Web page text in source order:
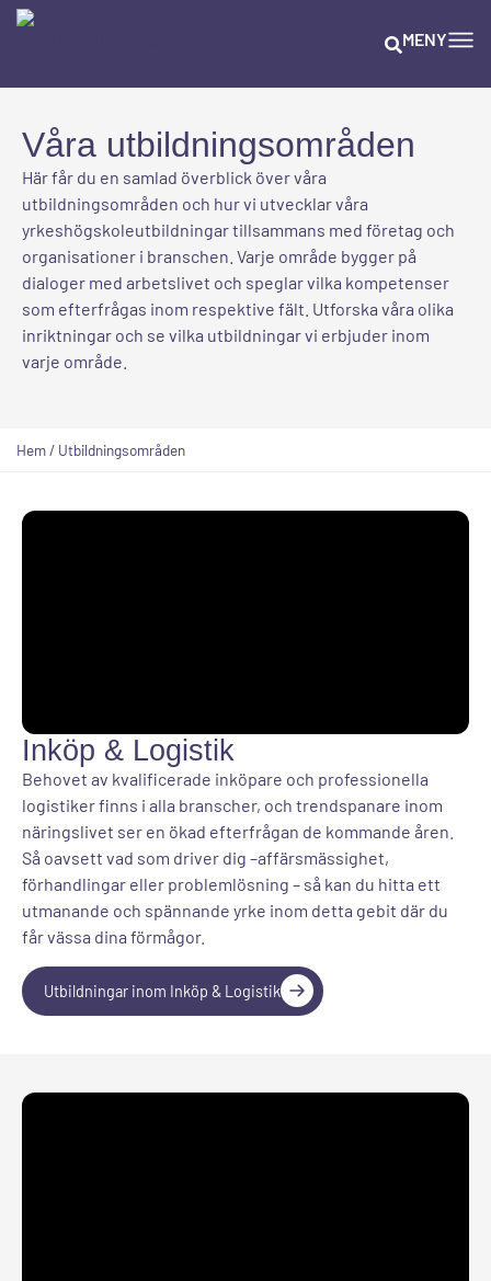
MENY
Våra utbildningsområden
Här får du en samlad överblick över våra
utbildningsområden och hur vi utvecklar våra
yrkeshögskoleutbildningar tillsammans med företag och
organisationer i branschen. Varje område bygger på
dialoger med arbetslivet och speglar vilka kompetenser
som efterfrågas inom respektive fält. Utforska våra olika
inriktningar och se vilka utbildningar vi erbjuder inom
varje område.
Hem/ Utbildningsområden
Inköp & Logistik
Behovet av kvalificerade inköpare och professionella
logistiker finns i alla branscher, och trendspanare inom
näringslivet ser en ökad efterfrågan de kommande åren.
Så oavsett vad som driver dig –affärsmässighet,
förhandlingar eller problemlösning – så kan du hitta ett
utmanande och spännande yrke inom detta gebit där du
får vässa dina förmågor.
Utbildningar inom Inköp & Logistik